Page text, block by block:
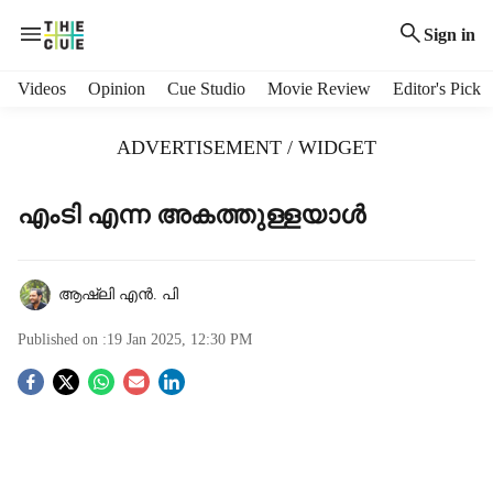
Sign in
Videos Opinion Cue Studio Movie Review Editor's Pick
ADVERTISEMENT / WIDGET
എംടി എന്ന അകത്തുള്ളയാള്‍
ആഷ്‌ലി എന്‍. പി
Published on :19 Jan 2025, 12:30 PM
S